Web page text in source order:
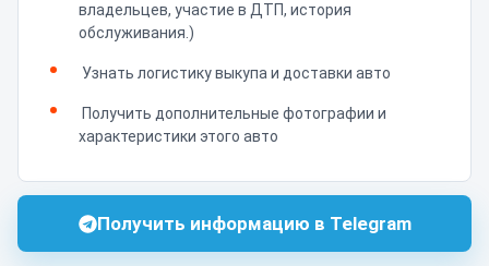
владельцев, участие в ДТП, история
обслуживания.)
Узнать логистику выкупа и доставки авто
Получить дополнительные фотографии и
характеристики этого авто
Получить информацию в Telegram